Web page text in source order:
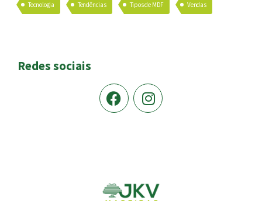
Tecnologia Tendências Tipos de MDF Vendas
Redes sociais